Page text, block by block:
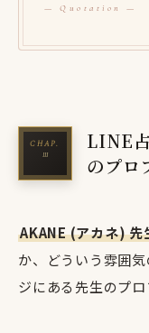
LINE
のプロ
AKANE (アカネ) 先
か、どういう雰囲
ジにある先生のプロ